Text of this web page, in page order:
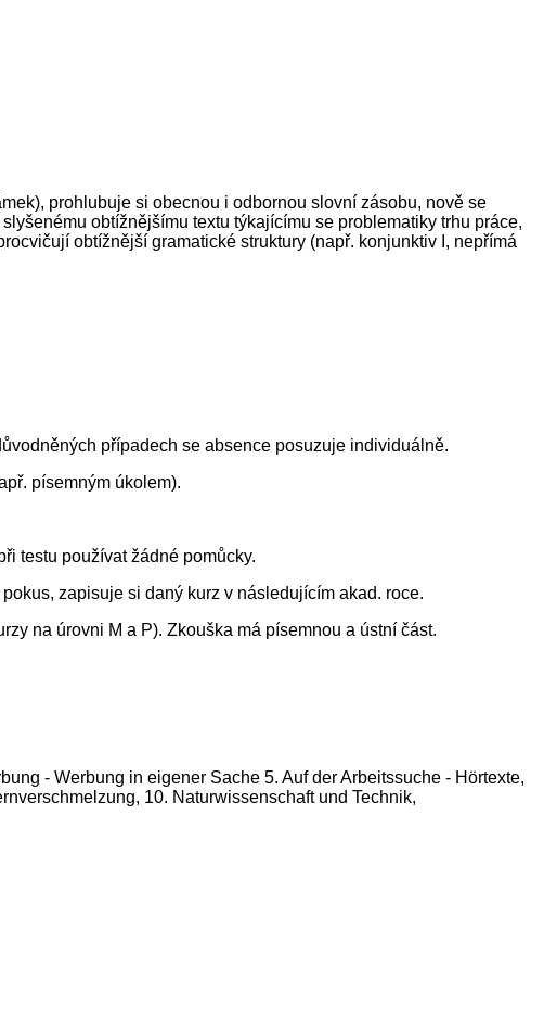
prohlubuje si obecnou i odbornou slovní zásobu, nově se
obtížnějšímu textu týkajícímu se problematiky trhu práce,
obtížnější gramatické struktury (např. konjunktiv I, nepřímá
případech se absence posuzuje individuálně.
písemným úkolem).
testu používat žádné pomůcky.
zapisuje si daný kurz v následujícím akad. roce.
na úrovni M a P). Zkouška má písemnou a ústní část.
- Werbung in eigener Sache 5. Auf der Arbeitssuche - Hörtexte,
10. Naturwissenschaft und Technik,